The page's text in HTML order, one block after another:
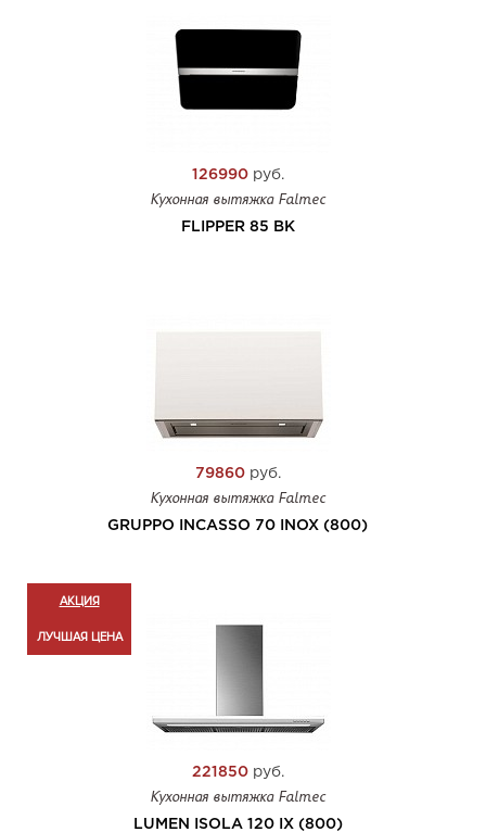
126990руб.
Кухонная вытяжка Falmec
FLIPPER 85 BK
79860руб.
Кухонная вытяжка Falmec
GRUPPO INCASSO 70 INOX (800)
221850руб.
Кухонная вытяжка Falmec
LUMEN ISOLA 120 IX (800)
АКЦИЯ
ЛУЧШАЯ ЦЕНА